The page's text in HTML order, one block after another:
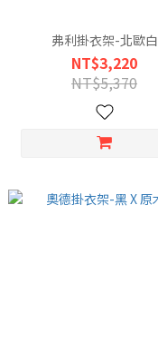
弗利掛衣架-北歐白
NT$3,220
NT$5,370